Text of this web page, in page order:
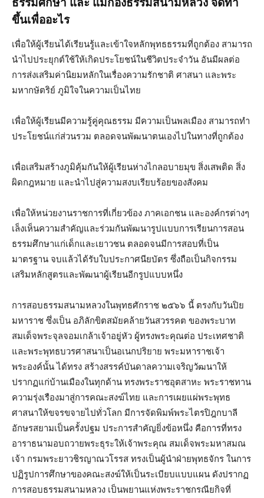
ขึ้นเพื่ออะไร
เพื่อให้ผู้เรียนได้เรียนรู้และเข้าใจหลักพุทธธรรมที่ถูกต้อง สามารถ
นำไปประยุกต์ใช้ให้เกิดประโยชน์ในชีวิตประจำวัน อันมีผลต่อ
การส่งเสริมค่านิยมหลักในเรื่องความรักชาติ ศาสนา และพระ
มหากษัตริย์ ภูมิใจในความเป็นไทย
เพื่อให้ผู้เรียนมีความรู้คู่คุณธรรม มีความเป็นพลเมือง สามารถทำ
ประโยชน์แก่ส่วนรวม ตลอดจนพัฒนาตนเองไปในทางที่ถูกต้อง
เพื่อเสริมสร้างภูมิคุ้มกันให้ผู้เรียนห่างไกลอบายมุข สิ่งเสพติด สิ่ง
ผิดกฎหมาย และนำไปสู่ความสงบเรียบร้อยของสังคม
เพื่อให้หน่วยงานราชการที่เกี่ยวข้อง ภาคเอกชน และองค์กรต่างๆ
เล็งเห็นความสำคัญและร่วมกันพัฒนารูปแบบการเรียนการสอน
ธรรมศึกษาแก่เด็กและเยาวชน ตลอดจนมีการสอบที่เป็น
มาตรฐาน จบแล้วได้รับใบประกาศนียบัตร ซึ่งถือเป็นกิจกรรม
เสริมหลักสูตรและพัฒนาผู้เรียนอีกรูปแบบหนึ่ง
การสอบธรรมสนามหลวงในพุทธศักราช ๒๕๖๖ นี้ ตรงกับวันปิย
มหาราช ซึ่งเป็น อภิลักขิตสมัยคล้ายวันสวรรคต ของพระบาท
สมเด็จพระจุลจอมเกล้าเจ้าอยู่หัว ผู้ทรงพระคุณต่อ ประเทศชาติ
และพระพุทธบวรศาสนาเป็นอเนกปริยาย พระมหาราชเจ้า
พระองค์นั้น ได้ทรง สร้างสรรค์บันดาลความเจริญวัฒนาให้
ปรากฏแก่บ้านเมืองในทุกด้าน ทรงพระราชอุตสาหะ พระราชทาน
ความรุ่งเรืองมาสู่การคณะสงฆ์ไทย และการเผยแผ่พระพุทธ
ศาสนาให้ขจรขจายไปทั่วโลก มีการจัดพิมพ์พระไตรปิฎกบาลี
อักษรสยามเป็นครั้งปฐม ประการสำคัญยิ่งข้อหนึ่ง คือการที่ทรง
อาราธนามอบถวายพระธุระให้เจ้าพระคุณ สมเด็จพระมหาสมณ
เจ้า กรมพระยาวชิรญาณวโรรส ทรงเป็นผู้นำฝ่ายพุทธจักร ในการ
ปฏิรูปการศึกษาของคณะสงฆ์ให้เป็นระเบียบแบบแผน ดังปรากฏ
การสอบธรรมสนามหลวง เป็นพยานแห่งพระราชกรณียกิจที่